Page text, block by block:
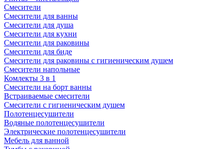
Смесители
Смесители для ванны
Смесители для душа
Смесители для кухни
Смесители для раковины
Смесители для биде
Смесители для раковины с гигиеническим душем
Смесители напольные
Комлекты 3 в 1
Смесители на борт ванны
Встраиваемые смесители
Смесители с гигиеническим душем
Полотенцесушители
Водяные полотенцесушители
Электрические полотенцесушители
Мебель для ванной